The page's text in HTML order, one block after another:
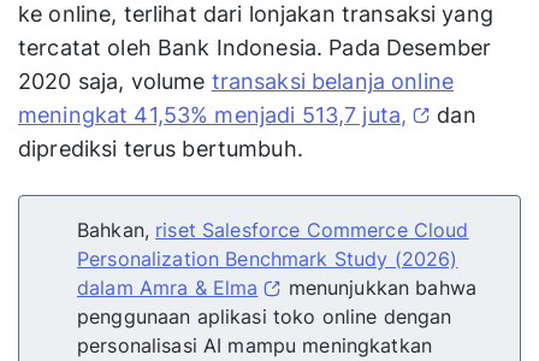
ke online, terlihat dari lonjakan transaksi yang
tercatat oleh Bank Indonesia. Pada Desember
2020 saja, volume transaksi belanja online
meningkat 41,53% menjadi 513,7 juta,
dan
diprediksi terus bertumbuh.
Bahkan, riset Salesforce Commerce Cloud
Personalization Benchmark Study (2026)
dalam Amra & Elma
menunjukkan bahwa
penggunaan aplikasi toko online dengan
personalisasi AI mampu meningkatkan